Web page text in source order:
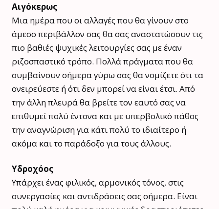
Αιγόκερως
Μια ημέρα που οι αλλαγές που θα γίνουν στο
άμεσο περιβάλλον σας θα σας αναστατώσουν τις
πιο βαθιές ψυχικές λειτουργίες σας με έναν
ριζοσπαστικό τρόπο. Πολλά πράγματα που θα
συμβαίνουν σήμερα γύρω σας θα νομίζετε ότι τα
ονειρεύεστε ή ότι δεν μπορεί να είναι έτσι. Από
την άλλη πλευρά θα βρείτε τον εαυτό σας να
επιθυμεί πολύ έντονα και με υπερβολικό πάθος
την αναγνώριση για κάτι πολύ το ιδιαίτερο ή
ακόμα και το παράδοξο για τους άλλους.
Υδροχόος
Υπάρχει ένας φιλικός, αρμονικός τόνος, στις
συνεργασίες και αντιδράσεις σας σήμερα. Είναι